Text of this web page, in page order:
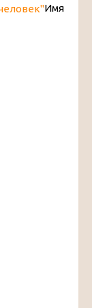
Имя